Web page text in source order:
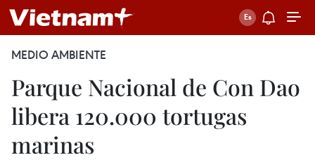
MEDIO AMBIENTE
Parque Nacional de Con Dao
libera 120.000 tortugas
marinas